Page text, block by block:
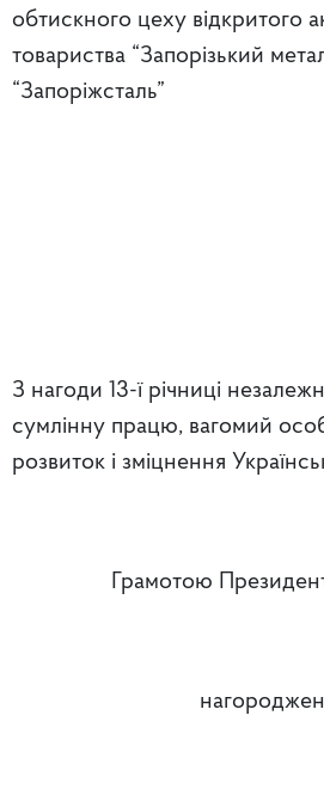
обтискного цеху відкритого
товариства “Запорізький
“Запоріжсталь”
З нагоди 13-ї річниці
сумлінну працю, вагомий
розвиток і зміцнення
Грамотою